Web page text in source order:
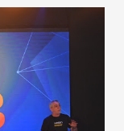
vivendo uma
anos, com
H1N1. Trata-se
um poder de